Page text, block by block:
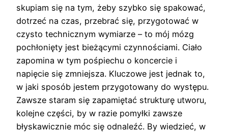
skupiam się na tym, żeby szybko się spakować,
dotrzeć na czas, przebrać się, przygotować w
czysto technicznym wymiarze – to mój mózg
pochłonięty jest bieżącymi czynnościami. Ciało
zapomina w tym pośpiechu o koncercie i
napięcie się zmniejsza. Kluczowe jest jednak to,
w jaki sposób jestem przygotowany do występu.
Zawsze staram się zapamiętać strukturę utworu,
kolejne części, by w razie pomyłki zawsze
błyskawicznie móc się odnaleźć. By wiedzieć, w